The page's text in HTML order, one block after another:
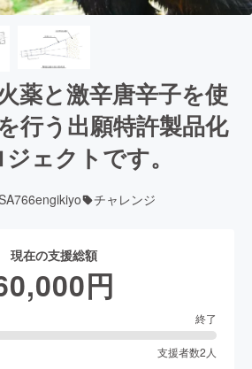
薬と激辛唐辛子を使
行う出願特許製品化
ェクトです。
チャレンジ
現在の支援総額
円
終了
支援者数2 人